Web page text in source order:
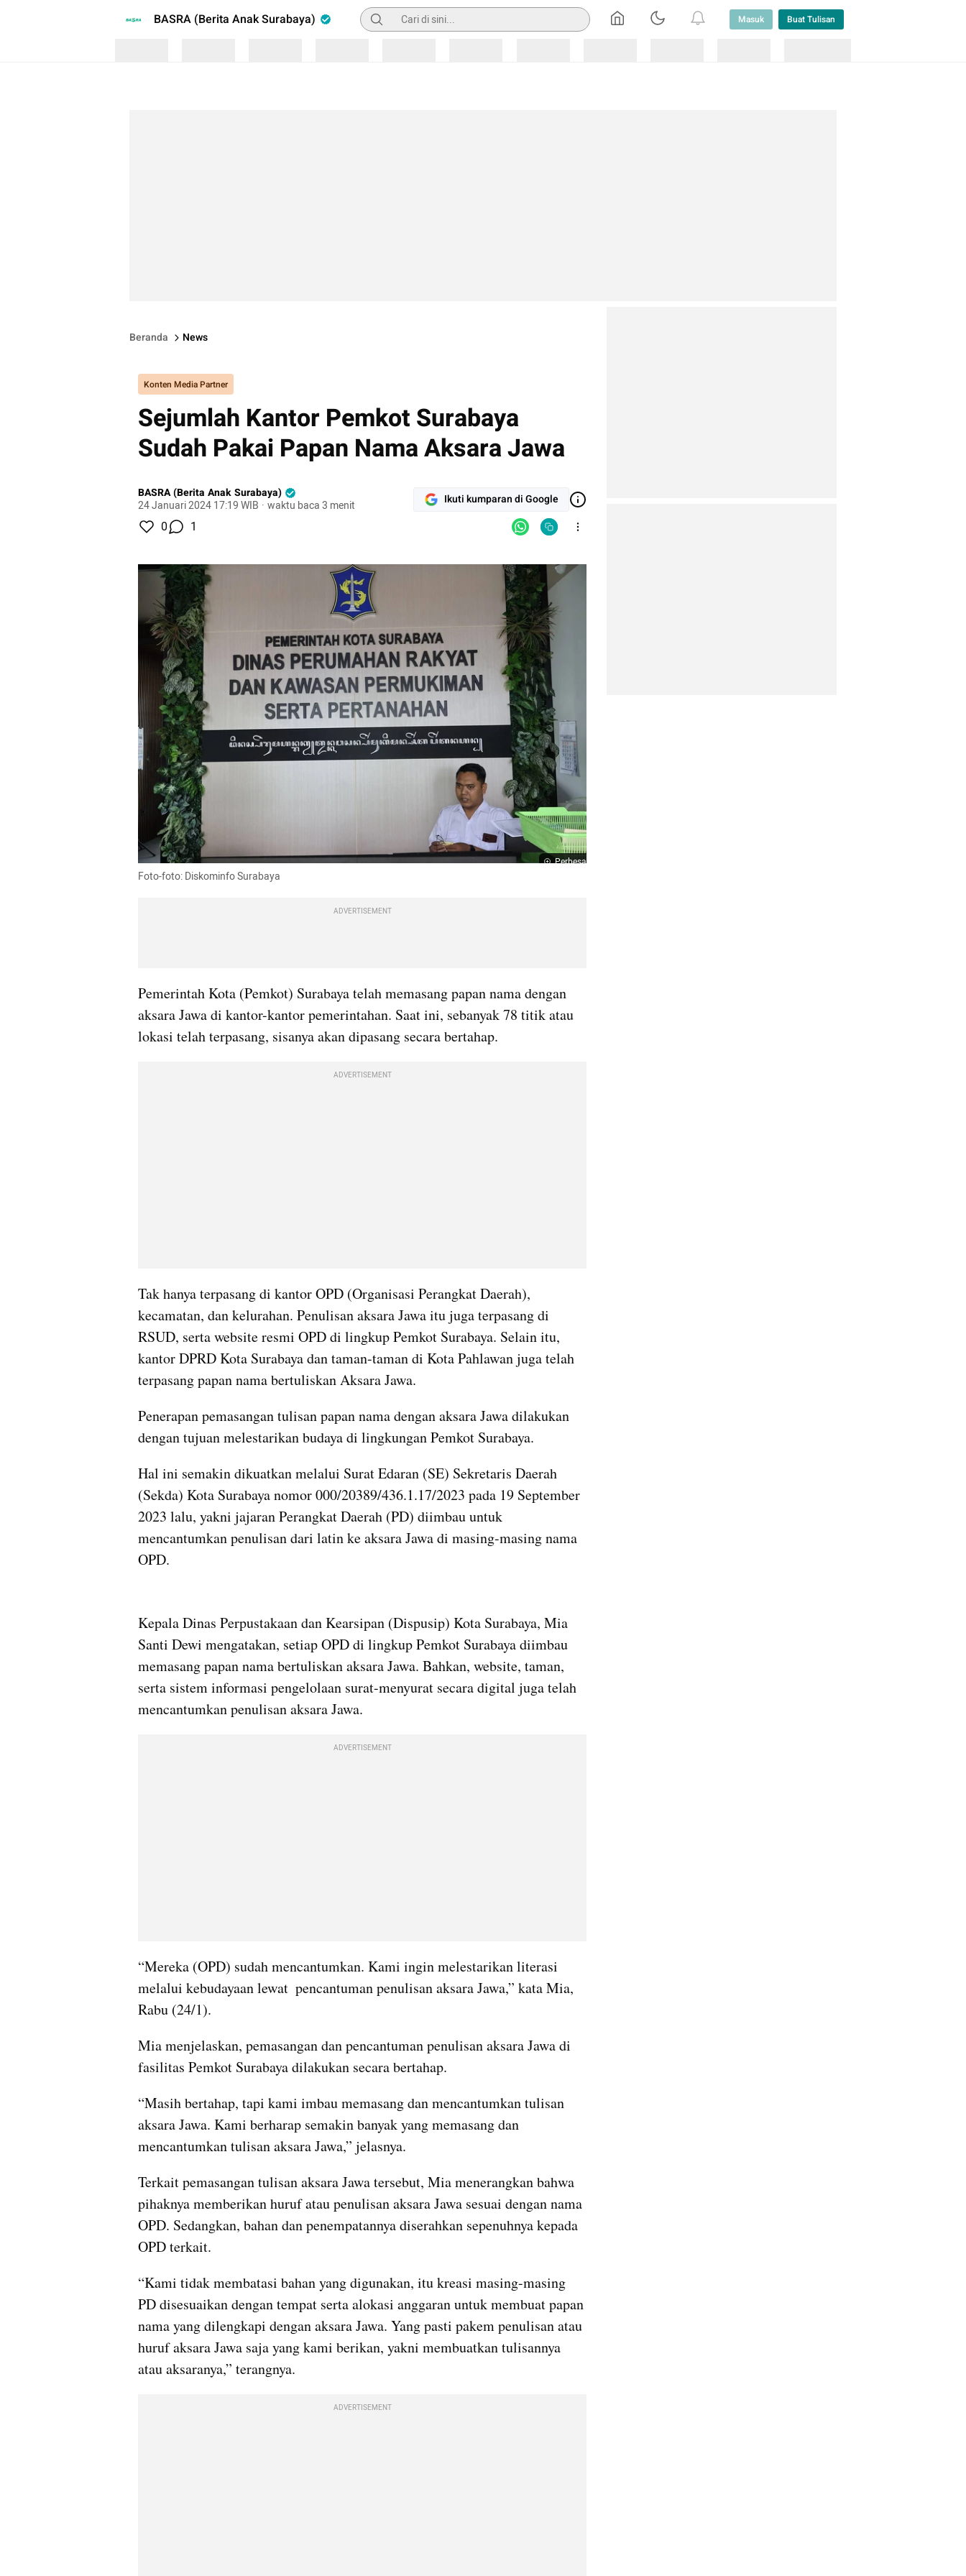
BASRA (Berita Anak Surabaya) Pencarian Masuk Buat Tulisan
Beranda News
Konten Media Partner
Sejumlah Kantor Pemkot Surabaya
Sudah Pakai Papan Nama Aksara Jawa
BASRA (Berita Anak Surabaya)
24 Januari 2024 17:19 WIB · waktu baca 3 menit Ikuti kumparan di Google
0 1
Perbesar
Foto-foto: Diskominfo Surabaya
ADVERTISEMENT
Pemerintah Kota (Pemkot) Surabaya telah memasang papan nama dengan
aksara Jawa di kantor-kantor pemerintahan. Saat ini, sebanyak 78 titik atau
lokasi telah terpasang, sisanya akan dipasang secara bertahap.
ADVERTISEMENT
Tak hanya terpasang di kantor OPD (Organisasi Perangkat Daerah),
kecamatan, dan kelurahan. Penulisan aksara Jawa itu juga terpasang di
RSUD, serta website resmi OPD di lingkup Pemkot Surabaya. Selain itu,
kantor DPRD Kota Surabaya dan taman-taman di Kota Pahlawan juga telah
terpasang papan nama bertuliskan Aksara Jawa.
Penerapan pemasangan tulisan papan nama dengan aksara Jawa dilakukan
dengan tujuan melestarikan budaya di lingkungan Pemkot Surabaya.
Hal ini semakin dikuatkan melalui Surat Edaran (SE) Sekretaris Daerah
(Sekda) Kota Surabaya nomor 000/20389/436.1.17/2023 pada 19 September
2023 lalu, yakni jajaran Perangkat Daerah (PD) diimbau untuk
mencantumkan penulisan dari latin ke aksara Jawa di masing-masing nama
OPD.
Kepala Dinas Perpustakaan dan Kearsipan (Dispusip) Kota Surabaya, Mia
Santi Dewi mengatakan, setiap OPD di lingkup Pemkot Surabaya diimbau
memasang papan nama bertuliskan aksara Jawa. Bahkan, website, taman,
serta sistem informasi pengelolaan surat-menyurat secara digital juga telah
mencantumkan penulisan aksara Jawa.
ADVERTISEMENT
“Mereka (OPD) sudah mencantumkan. Kami ingin melestarikan literasi
melalui kebudayaan lewat  pencantuman penulisan aksara Jawa,” kata Mia,
Rabu (24/1).
Mia menjelaskan, pemasangan dan pencantuman penulisan aksara Jawa di
fasilitas Pemkot Surabaya dilakukan secara bertahap.
“Masih bertahap, tapi kami imbau memasang dan mencantumkan tulisan
aksara Jawa. Kami berharap semakin banyak yang memasang dan
mencantumkan tulisan aksara Jawa,” jelasnya.
Terkait pemasangan tulisan aksara Jawa tersebut, Mia menerangkan bahwa
pihaknya memberikan huruf atau penulisan aksara Jawa sesuai dengan nama
OPD. Sedangkan, bahan dan penempatannya diserahkan sepenuhnya kepada
OPD terkait.
“Kami tidak membatasi bahan yang digunakan, itu kreasi masing-masing
PD disesuaikan dengan tempat serta alokasi anggaran untuk membuat papan
nama yang dilengkapi dengan aksara Jawa. Yang pasti pakem penulisan atau
huruf aksara Jawa saja yang kami berikan, yakni membuatkan tulisannya
atau aksaranya,” terangnya.
ADVERTISEMENT